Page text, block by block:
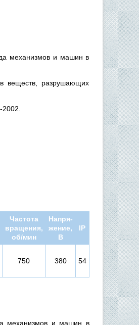
механизмов и машин в
веществ, разрушающих
Частота
вращения,
об/мин
Напря-
жение,
В
IP
750 380 54
механизмов и машин в